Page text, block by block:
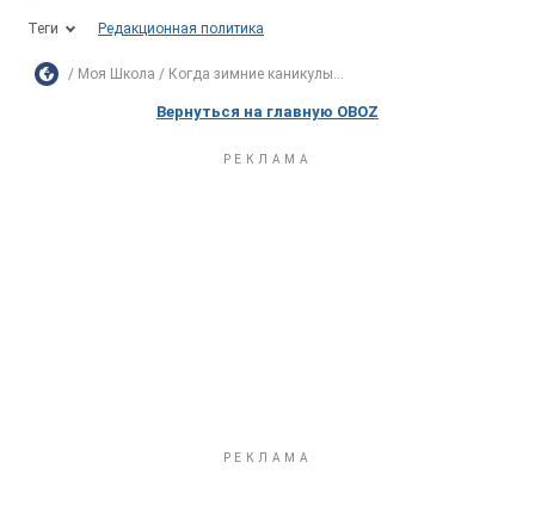
Теги Редакционная политика
Моя Школа Когда зимние каникулы...
Вернуться на главную OBOZ